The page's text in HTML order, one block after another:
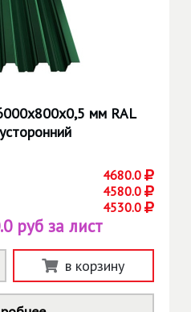
мм RAL
4680.0
4580.0
4530.0
руб за лист
в корзину